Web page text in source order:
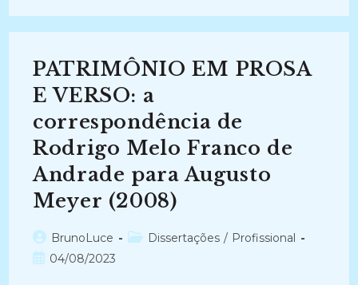
CONSERVAÇÃO
PARA
ACERVOS
FOTOGRÁFICOS
(2013)
PATRIMÔNIO EM PROSA
E VERSO: a
correspondência de
Rodrigo Melo Franco de
Andrade para Augusto
Meyer (2008)
Autor
do
BrunoLuce
Categoria
Dissertações / Profissional
Post04/08/2023